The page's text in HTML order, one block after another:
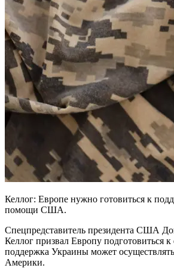
Келлог: Европе нужно готовиться к
помощи США.
Спецпредставитель президента США
Келлог призвал Европу подготовиться к
поддержка Украины может
Америки.